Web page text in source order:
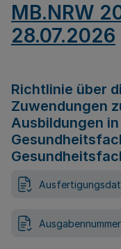
MB.NRW
28.07.2026
Richtlinie über
Zuwendungen
Ausbildungen in
Ausgabennummer